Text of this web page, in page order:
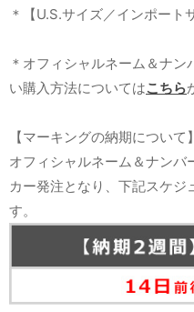
＊【U.S.サイズ／インポート
＊オフィシャルネーム＆ナ
い購入方法についてはこちら
【マーキングの納期について】
オフィシャルネーム＆ナンバ
カー発注となり、下記スケジ
す。